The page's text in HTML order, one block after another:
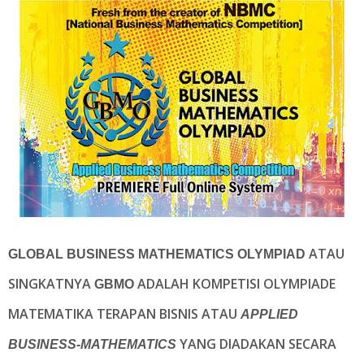
GLOBAL BUSINESS MATHEMATICS OLYMPIAD ATAU
SINGKATNYA GBMO ADALAH KOMPETISI OLYMPIADE
MATEMATIKA TERAPAN BISNIS ATAU APPLIED
BUSINESS-MATHEMATICS YANG DIADAKAN SECARA